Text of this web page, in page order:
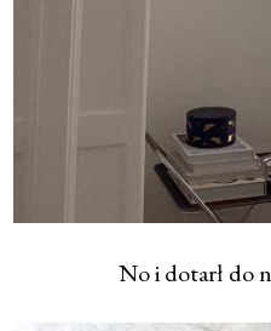
No i dotarł do